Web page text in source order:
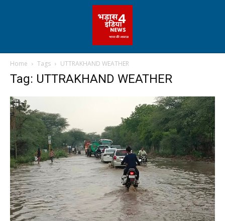
Home Tags UTTRAKHAND WEATHER
Tag: UTTRAKHAND WEATHER